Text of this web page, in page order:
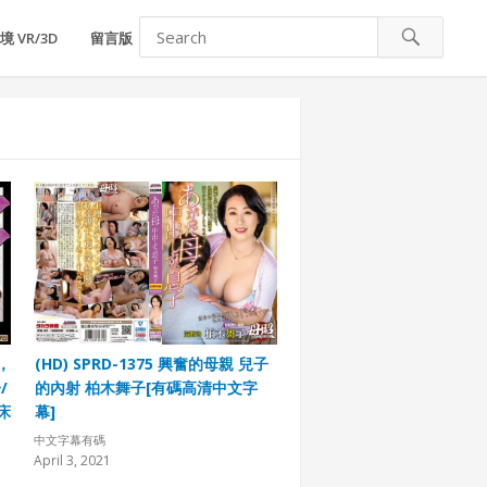
VR/3D 留言版
/
(HD) SPRD-1375 興奮的母親 兒子
的內射 柏木舞子[有碼高清中文字
幕]
中文字幕有碼
April 3, 2021